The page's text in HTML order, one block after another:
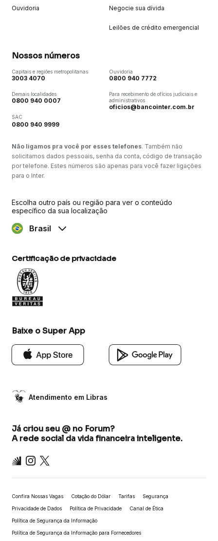
Ouvidoria Negocie sua dívida
Leilões de crédito emergencial
Nossos números
Capitais e regiões metropolitanas
3003 4070
Demais localidades
0800 940 0007
SAC
0800 940 9999
Ouvidoria
0800 940 7772
Para recebimento de ofícios judiciais e
administrativos
oficios@bancointer.com.br
Não ligamos pra você por esses telefones. Também não
solicitamos dados pessoais, senha da conta, código de transação
por telefone. Estes números são apenas para você fazer ligações
para o Inter.
Escolha outro país ou região para ver o conteúdo
específico da sua localização
Brasil
Certificação de privacidade
Baixe o Super App
Atendimento em Libras
Já criou seu @ no Forum?
A rede social da vida financeira inteligente.
Inter Instagram
X
Confira Nossas Vagas Cotação do Dólar Tarifas Segurança
Privacidade de Dados Política de Privacidade Canal de Ética
Política de Segurança da Informação
Política de Segurança da Informação para Fornecedores